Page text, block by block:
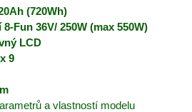
(720Wh)
Fun 36V/ 250W (max 550W)
LCD
9
a vlastností modelu